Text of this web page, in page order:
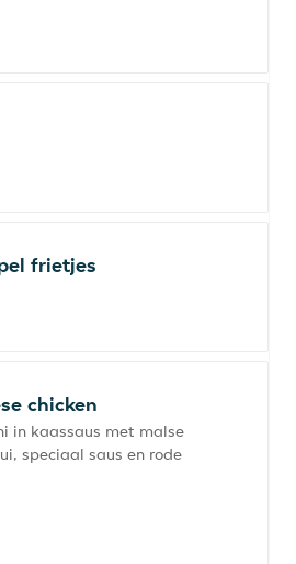
frietjes
chicken
in kaassaus met malse
speciaal saus en rode